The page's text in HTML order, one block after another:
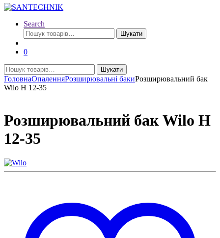
Search
Шукати:
Шукати
0
Шукати:
Шукати
ГоловнаОпаленняРозширювальні бакиРозширювальний бак
Wilo H 12-35
Розширювальний бак Wilo H
12-35